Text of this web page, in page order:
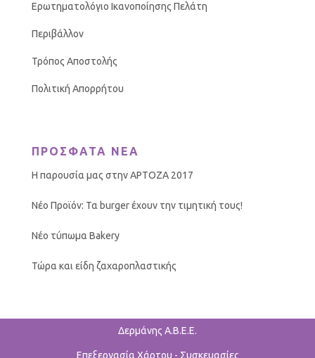
Ερωτηματολόγιο Ικανοποίησης Πελάτη
Περιβάλλον
Τρόπος Αποστολής
Πολιτική Απορρήτου
ΠΡΟΣΦΑΤΑ ΝΕΑ
Η παρουσία μας στην ΑΡΤΟΖΑ 2017
Νέο Προϊόν: Τα burger έχουν την τιμητική τους!
Νέο τύπωμα Bakery
Τώρα και είδη ζαχαροπλαστικής
Δερμάνης Α.Β.Ε.Ε.
Επεξεργασία Χάρτου - Συσκευασίες